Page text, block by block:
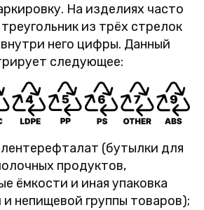
На изделиях часто
из трёх стрелок
него цифры. Данный
следующее:
(бутылки для
продуктов,
ёмкости и иная упаковка
непищевой группы товаров);